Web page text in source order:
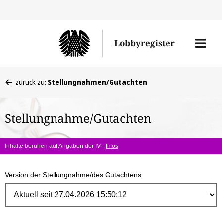
Lobbyregister
Menü
befinden
hier:
zurück zu: Stellungnahmen/Gutachten
Stellungnahme/Gutachten
Inhalte beruhen auf Angaben der IV - Infos
Version der Stellungnahme/des Gutachtens